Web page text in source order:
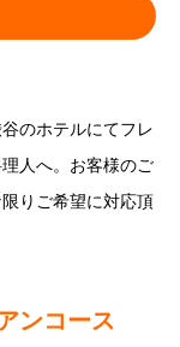
のホテルにてフレ
人へ。お客様のご
りご希望に対応頂
ンコース